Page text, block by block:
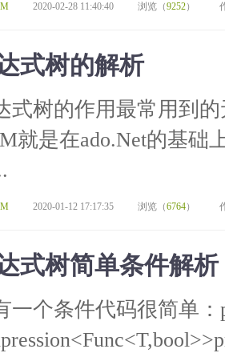
2020-02-28 11:40:40 浏览（9252）
式树的解析
式树的作用最常用到
就是在ado.Net的基础
2020-01-12 17:17:35 浏览（6764）
式树简单条件解析
一个条件代码很简单